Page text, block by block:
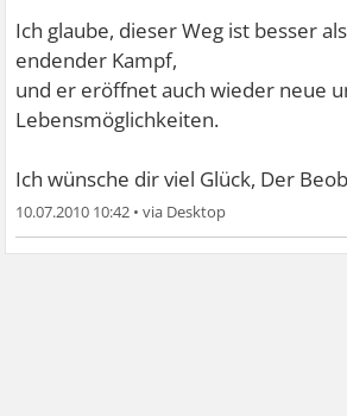
Ich glaube, dieser Weg ist besser
endender Kampf,
und er eröffnet auch wieder neue
Lebensmöglichkeiten.
Ich wünsche dir viel Glück, Der
10.07.2010 10:42 •